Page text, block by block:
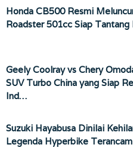
Honda CB500 Resmi
Roadster 501cc Siap
Geely Coolray vs Chery
SUV Turbo China yang Siap
Ind…
Suzuki Hayabusa Dinilai
Legenda Hyperbike